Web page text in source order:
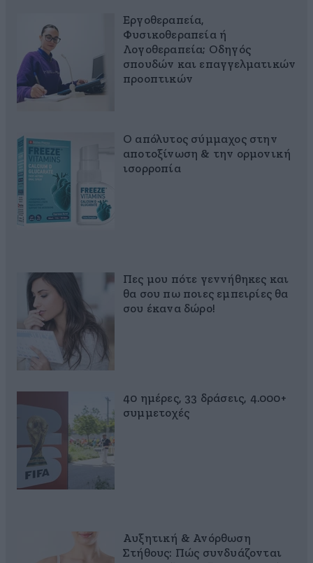
Εργοθεραπεία,
Φυσικοθεραπεία ή
Λογοθεραπεία; Οδηγός
σπουδών και επαγγελματικών
προοπτικών
Ο απόλυτος σύμμαχος στην
αποτοξίνωση & την ορμονική
ισορροπία
Πες μου πότε γεννήθηκες και
θα σου πω ποιες εμπειρίες θα
σου έκανα δώρο!
40 ημέρες, 33 δράσεις, 4.000+
συμμετοχές
Αυξητική & Ανόρθωση
Στήθους: Πώς συνδυάζονται